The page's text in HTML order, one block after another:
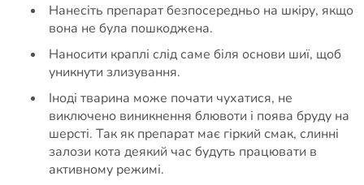
Нанесіть препарат безпосередньо на шкіру, якщо
вона не була пошкоджена.
Наносити краплі слід саме біля основи шиї, щоб
уникнути злизування.
Іноді тварина може почати чухатися, не
виключено виникнення блювоти і поява бруду на
шерсті. Так як препарат має гіркий смак, слинні
залози кота деякий час будуть працювати в
активному режимі.